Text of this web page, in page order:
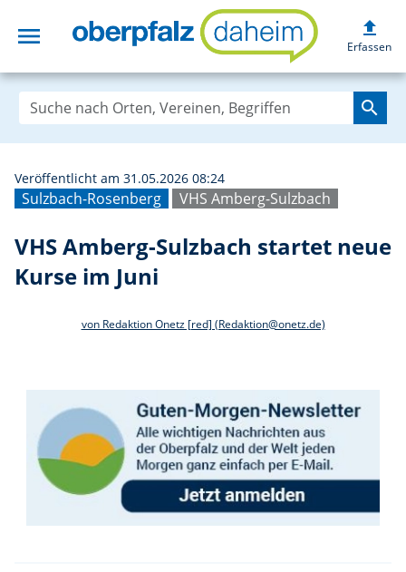
menu VHS Amberg-
upload
Erfassen
search
Sulzbach-Rosenberg VHS Amberg-Sulzbach
Veröffentlicht am 31.05.2026 08:24
VHS Amberg-Sulzbach startet neue
Kurse im Juni
von Redaktion Onetz [red] (Redaktion@onetz.de)